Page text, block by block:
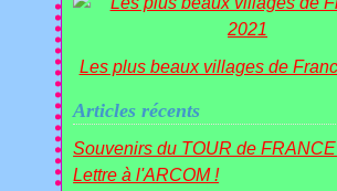
Les plus beaux villages de
Articles récents
Souvenirs du TOUR de
Lettre à l'ARCOM !